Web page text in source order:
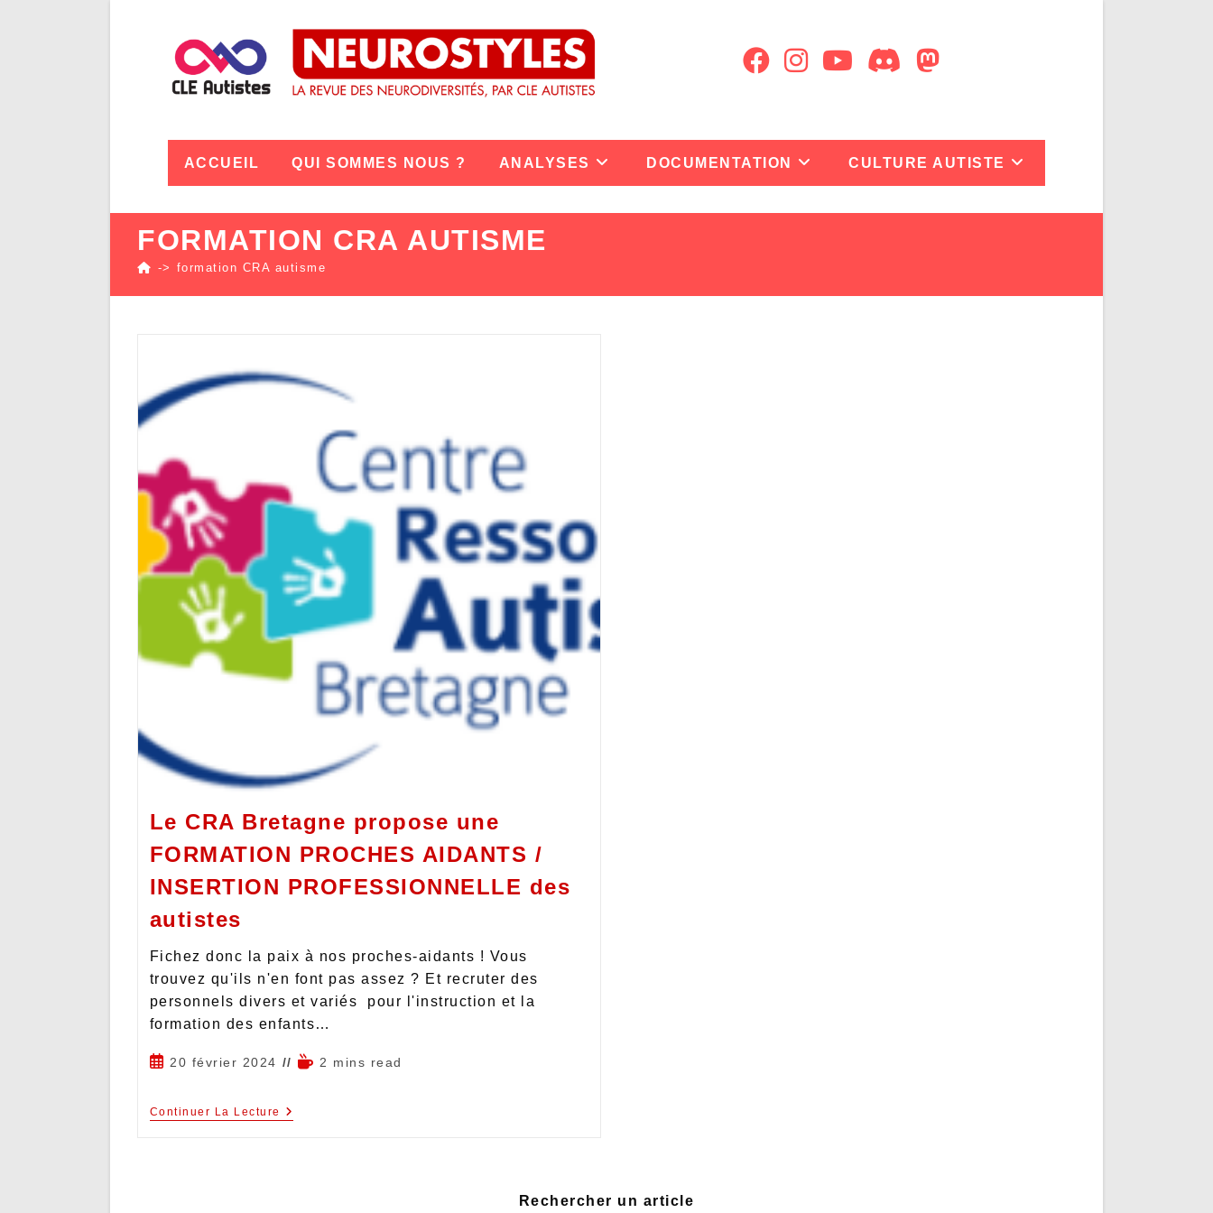
ACCUEIL QUI SOMMES NOUS ? ANALYSES DOCUMENTATION CULTURE AUTISTE
FORMATION CRA AUTISME
-> formation CRA autisme
Le CRA Bretagne propose une
FORMATION PROCHES AIDANTS /
INSERTION PROFESSIONNELLE des
autistes
Fichez donc la paix à nos proches-aidants ! Vous
trouvez qu'ils n'en font pas assez ? Et recruter des
personnels divers et variés pour l'instruction et la
formation des enfants…
20 février 2024 2 mins read
Continuer La Lecture
Rechercher un article